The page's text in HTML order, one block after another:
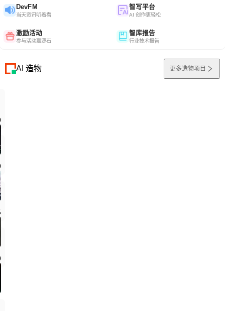
DevFM
当天资讯听着看
智写平台
AI 创作更轻松
激励活动
参与活动赢源石
智库报告
行业技术报告
AI 造物 更多造物项目